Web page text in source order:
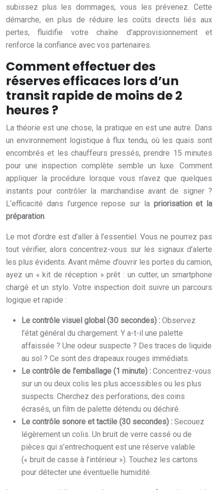
subissez plus les dommages, vous les prévenez. Cette
démarche, en plus de réduire les coûts directs liés aux
pertes, fluidifie votre chaîne d’approvisionnement et
renforce la confiance avec vos partenaires.
Comment effectuer des
réserves efficaces lors d’un
transit rapide de moins de 2
heures ?
La théorie est une chose, la pratique en est une autre. Dans
un environnement logistique à flux tendu, où les quais sont
encombrés et les chauffeurs pressés, prendre 15 minutes
pour une inspection complète semble un luxe. Comment
appliquer la procédure lorsque vous n’avez que quelques
instants pour contrôler la marchandise avant de signer ?
L’efficacité dans l’urgence repose sur la priorisation et la
préparation.
Le mot d’ordre est d’aller à l’essentiel. Vous ne pourrez pas
tout vérifier, alors concentrez-vous sur les signaux d’alerte
les plus évidents. Avant même d’ouvrir les portes du camion,
ayez un « kit de réception » prêt : un cutter, un smartphone
chargé et un stylo. Votre inspection doit suivre un parcours
logique et rapide :
Le contrôle visuel global (30 secondes) : Observez
l’état général du chargement. Y a-t-il une palette
affaissée ? Une odeur suspecte ? Des traces de liquide
au sol ? Ce sont des drapeaux rouges immédiats.
Le contrôle de l’emballage (1 minute) : Concentrez-vous
sur un ou deux colis les plus accessibles ou les plus
suspects. Cherchez des perforations, des coins
écrasés, un film de palette détendu ou déchiré.
Le contrôle sonore et tactile (30 secondes) : Secouez
légèrement un colis. Un bruit de verre cassé ou de
pièces qui s’entrechoquent est une réserve valable
(« bruit de casse à l’intérieur »). Touchez les cartons
pour détecter une éventuelle humidité.